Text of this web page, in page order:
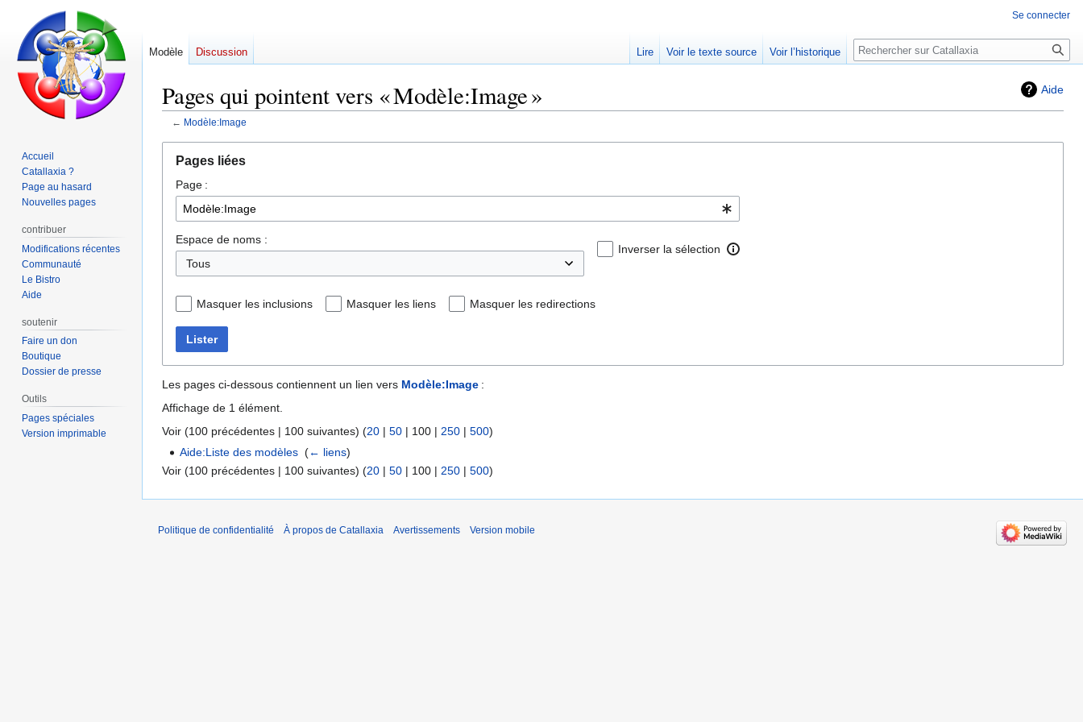
Aide
Pages qui pointent vers « Modèle:Image »
← Modèle:Image
navigation
recherche
Pages liées
Page :
Espace de noms :
Inverser la sélection
Masquer les inclusions Masquer les liens Masquer les redirections
Lister
Les pages ci-dessous contiennent un lien vers Modèle:Image :
Affichage de 1 élément.
Voir (100 précédentes | 100 suivantes) (20 | 50 | 100 | 250 | 500)
Aide:Liste des modèles ‎(← liens)
Voir (100 précédentes | 100 suivantes) (20 | 50 | 100 | 250 | 500)
Se connecter
Modèle Discussion Lire Voir le texte source Voir l’historique Rechercher
Accueil
Catallaxia ?
Page au hasard
Nouvelles pages
contribuer
Modifications récentes
Communauté
Le Bistro
Aide
soutenir
Faire un don
Boutique
Dossier de presse
Outils
Pages spéciales
Version imprimable
Politique de confidentialité À propos de Catallaxia Avertissements Version mobile